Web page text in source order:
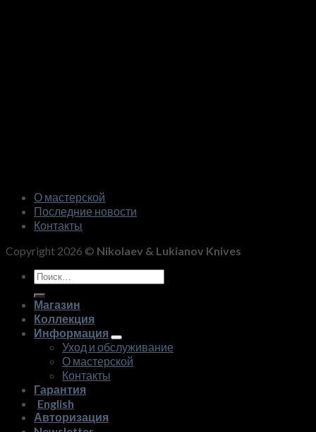
О мастерской
Последние новости
Контакты
Copyright 2026 © Nikolaev & Lukianov Knives
Искать:
Магазин
Коллекция
Информация
Уход и обслуживание
О мастерской
Контакты
Гарантия
English
Авторизация